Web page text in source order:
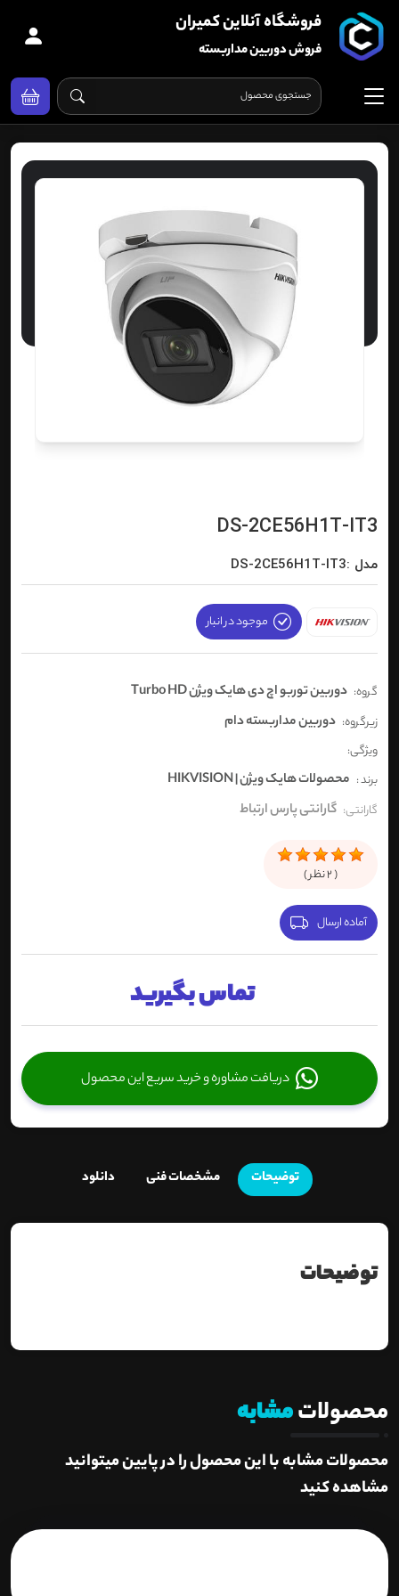
فروشگاه آنلاین کمیران
فروش دوربین مداربسته
DS-2CE56H1T-IT3
مدل :DS-2CE56H1T-IT3
موجود در انبار
گروه: دوربین توربو اچ دی هایک ویژن Turbo HD
زیرگروه: دوربین مداربسته دام
ویژگی:
برند : محصولات هایک ویژن | HIKVISION
گارانتی: گارانتی پارس ارتباط
(
2نظر )
آماده ارسال
تماس بگیرید
دریافت مشاوره و خرید سریع این محصول
توضیحات مشخصات فنی دانلود
توضیحات
محصولاتمشابه
محصولات مشابه با این محصول را در پایین میتوانید
مشاهده کنید